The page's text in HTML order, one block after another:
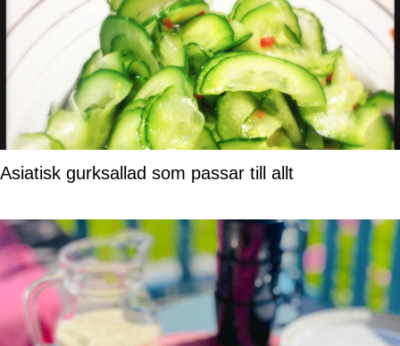
Asiatisk gurksallad som passar till allt